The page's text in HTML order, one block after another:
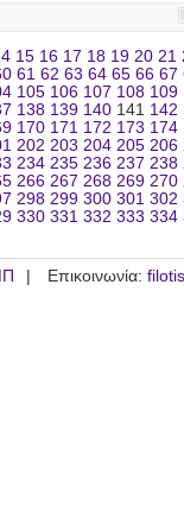
15 16 17 18 19 20 21
61 62 63 64 65 66 67
105 106 107 108 109
138 139 140 141 142
170 171 172 173 174
202 203 204 205 206
234 235 236 237 238
266 267 268 269 270
298 299 300 301 302
330 331 332 333 334
Επικοινωνία: